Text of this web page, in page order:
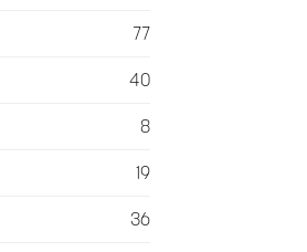
77
40
8
19
36